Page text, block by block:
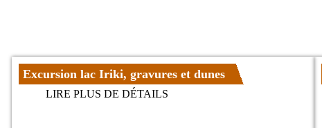
Excursion lac Iriki, gravures et dunes
LIRE PLUS DE DÉTAILS